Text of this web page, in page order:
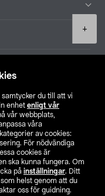
samtycker du till att vi
enhet enligt vår
vår webbplats,
våra
av cookies:
För nödvändiga
cookies är
ska kunna fungera. Om
på inställningar. Ditt
helst genom att du
oss för guidning.
+